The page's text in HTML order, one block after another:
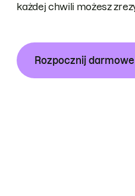
każdej chwili możesz
Rozpocznij